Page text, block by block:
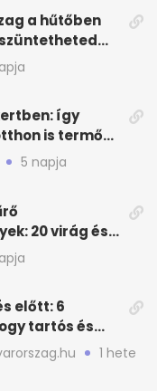
a hűtőben
így
is termő
5 napja
20 virág és
nyárra
előtt: 6
tartós és
1 hete